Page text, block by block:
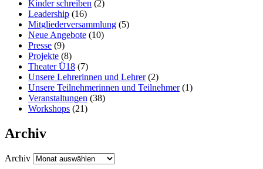
Kinder schreiben (2)
Leadership (16)
Mitgliederversammlung (5)
Neue Angebote (10)
Presse (9)
Projekte (8)
Theater Ü18 (7)
Unsere Lehrerinnen und Lehrer(2)
Unsere Teilnehmerinnen und Teilnehmer(1)
Veranstaltungen (38)
Workshops (21)
Archiv
Archiv